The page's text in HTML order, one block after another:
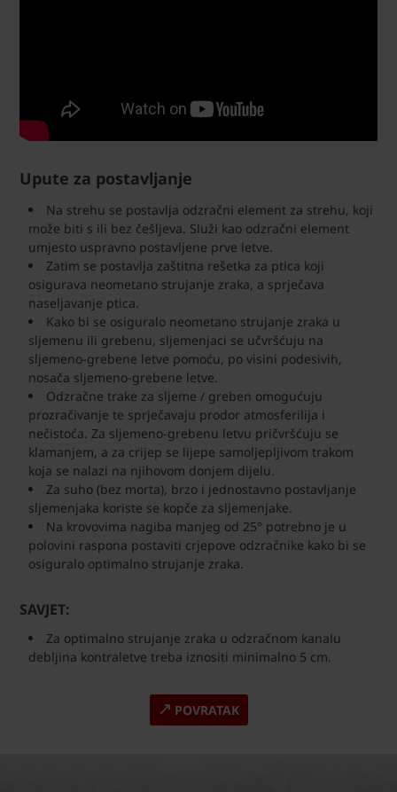
Upute za postavljanje
Na strehu se postavlja odzračni element za strehu, koji
može biti s ili bez češljeva. Služi kao odzračni element
umjesto uspravno postavljene prve letve.
Zatim se postavlja zaštitna rešetka za ptica koji
osigurava neometano strujanje zraka, a sprječava
naseljavanje ptica.
Kako bi se osiguralo neometano strujanje zraka u
sljemenu ili grebenu, sljemenjaci se učvršćuju na
sljemeno-grebene letve pomoću, po visini podesivih,
nosača sljemeno-grebene letve.
Odzračne trake za sljeme / greben omogućuju
prozračivanje te sprječavaju prodor atmosferilija i
nečistoća. Za sljemeno-grebenu letvu pričvršćuju se
klamanjem, a za crijep se lijepe samoljepljivom trakom
koja se nalazi na njihovom donjem dijelu.
Za suho (bez morta), brzo i jednostavno postavljanje
sljemenjaka koriste se kopče za sljemenjake.
Na krovovima nagiba manjeg od 25° potrebno je u
polovini raspona postaviti crjepove odzračnike kako bi se
osiguralo optimalno strujanje zraka.
SAVJET:
Za optimalno strujanje zraka u odzračnom kanalu
debljina kontraletve treba iznositi minimalno 5 cm.
POVRATAK